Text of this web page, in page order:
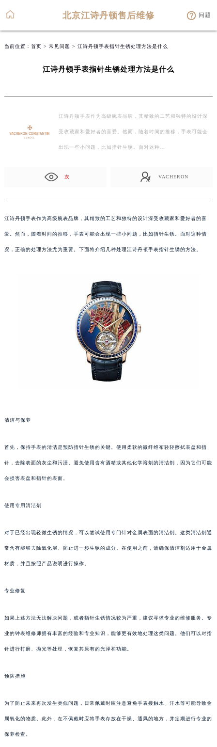
北京江诗丹顿售后维修 问题
当前位置： 首页 > 常见问题 > 江诗丹顿手表指针生锈处理方法是什么
江诗丹顿手表指针生锈处理方法是什么
江诗丹顿手表作为高级腕表品牌，其精致的工艺和独特的设计深
受收藏家和爱好者的喜爱。然而，随着时间的推移，手表可能会
出现一些小问题，比如指针生锈。面对这种…
次 VACHERON
江诗丹顿手表作为高级腕表品牌，其精致的工艺和独特的设计深受收藏家和爱好者的喜
爱。然而，随着时间的推移，手表可能会出现一些小问题，比如指针生锈。面对这种情
况，正确的处理方法尤为重要。下面将介绍几种处理江诗丹顿手表指针生锈的方法。
清洁与保养
首先，保持手表的清洁是预防指针生锈的关键。使用柔软的微纤维布轻轻擦拭表盘和指
针，去除表面的灰尘和污渍。避免使用含有酒精或其他化学溶剂的清洁剂，因为它们可能
会损害表盘和指针的表面。
使用专用清洁剂
对于已经出现轻微生锈的情况，可以尝试使用专门针对金属表面的清洁剂。这类清洁剂通
常含有能够去除氧化层、防止进一步生锈的成分。在使用之前，请确保清洁剂适用于金属
材质，并且按照产品说明进行操作。
专业修复
如果上述方法无法解决问题，或者指针生锈情况较为严重，建议寻求专业的维修服务。专
业的钟表维修师拥有丰富的经验和专业知识，能够更有效地处理这类问题。他们可以对指
针进行打磨、抛光等处理，恢复其原有的光泽和功能。
预防措施
为了防止未来再次发生类似问题，日常佩戴时应注意避免手表接触水、汗水等可能导致金
属氧化的物质。此外，在不佩戴时应将手表存放在干燥、通风的地方，并定期进行专业的
保养检查。